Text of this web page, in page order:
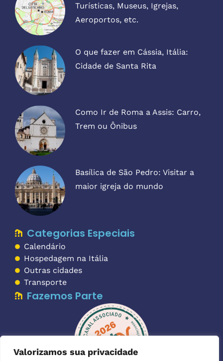
Valorizamos sua privacidade
Turísticas, Museus, Igrejas,
Aeroportos, etc.
O que fazer em Cássia, Itália:
Cidade de Santa Rita
Como Ir de Roma a Assis: Carro,
Trem ou Ônibus
Basílica de São Pedro: Visitar a
maior igreja do mundo
Categorias Especiais
Calendário
Hospedagem na Itália
Outras cidades
Transporte
Fazemos Parte